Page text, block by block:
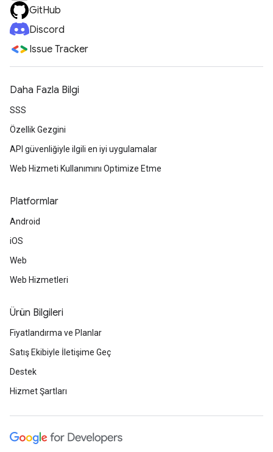
GitHub
Discord
Issue Tracker
Daha Fazla Bilgi
SSS
Özellik Gezgini
API güvenliğiyle ilgili en iyi uygulamalar
Web Hizmeti Kullanımını Optimize Etme
Platformlar
Android
iOS
Web
Web Hizmetleri
Ürün Bilgileri
Fiyatlandırma ve Planlar
Satış Ekibiyle İletişime Geç
Destek
Hizmet Şartları